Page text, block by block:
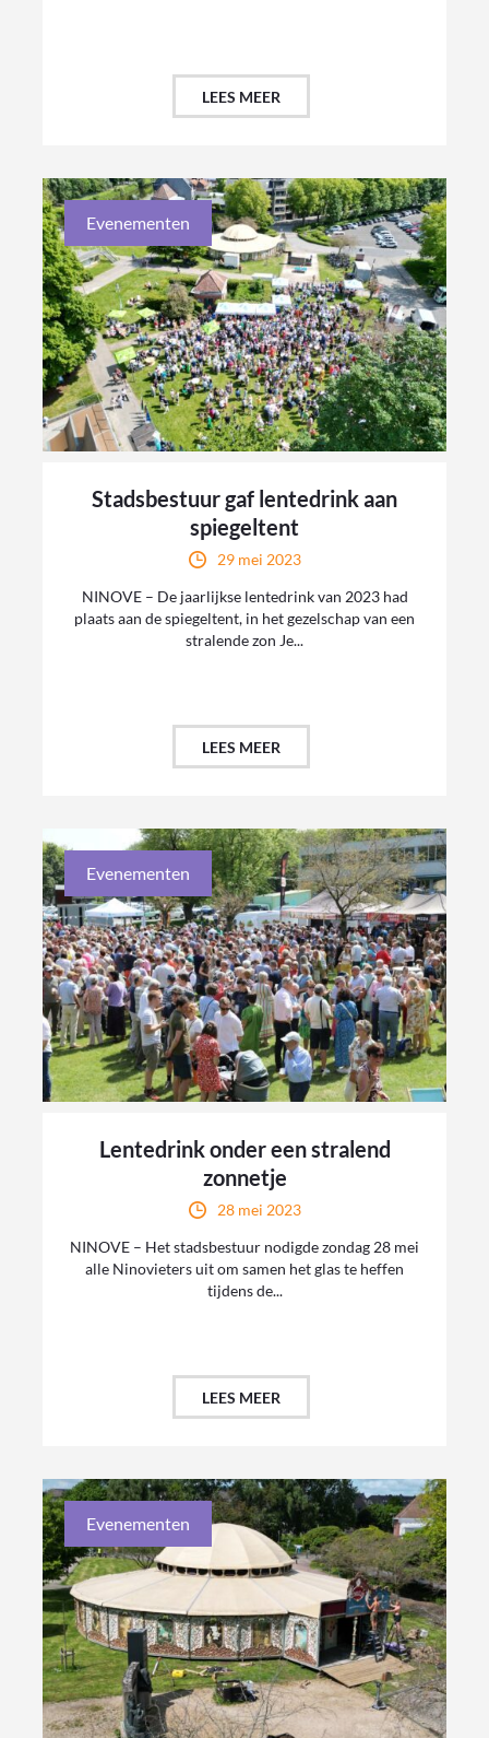
LEES MEER
Evenementen
Stadsbestuur gaf lentedrink aan
spiegeltent
29 mei 2023
NINOVE – De jaarlijkse lentedrink van 2023 had
plaats aan de spiegeltent, in het gezelschap van een
stralende zon Je...
LEES MEER
Evenementen
Lentedrink onder een stralend
zonnetje
28 mei 2023
NINOVE – Het stadsbestuur nodigde zondag 28 mei
alle Ninovieters uit om samen het glas te heffen
tijdens de...
LEES MEER
Evenementen